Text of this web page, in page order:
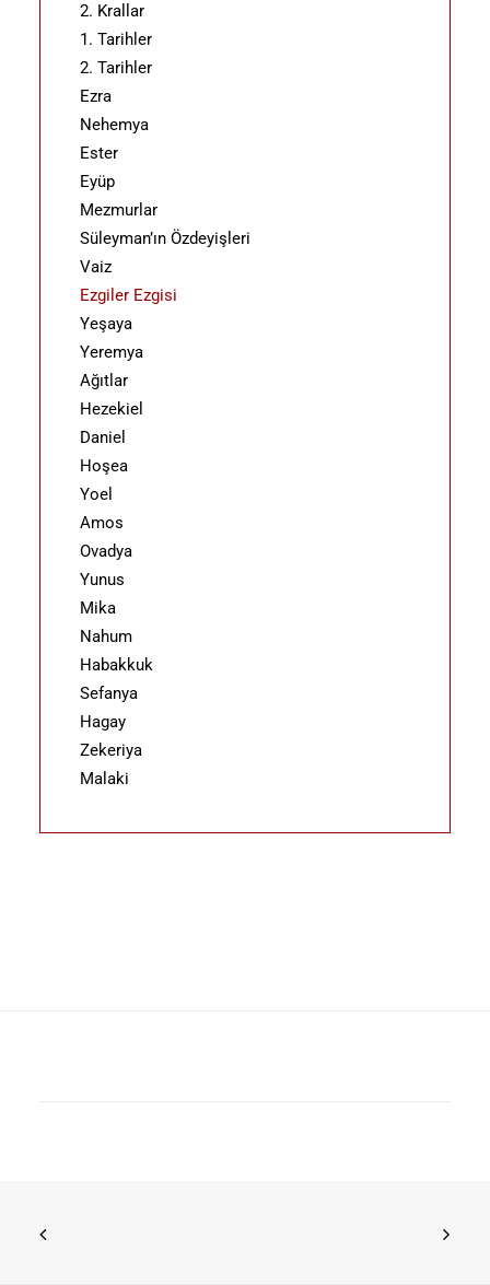
2. Krallar
1. Tarihler
2. Tarihler
Ezra
Nehemya
Ester
Eyüp
Mezmurlar
Süleyman’ın Özdeyişleri
Vaiz
Ezgiler Ezgisi
Yeşaya
Yeremya
Ağıtlar
Hezekiel
Daniel
Hoşea
Yoel
Amos
Ovadya
Yunus
Mika
Nahum
Habakkuk
Sefanya
Hagay
Zekeriya
Malaki